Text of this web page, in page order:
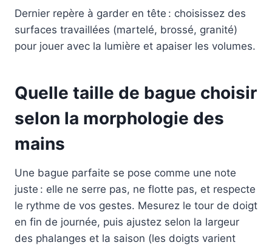
Dernier repère à garder en tête : choisissez des
surfaces travaillées (martelé, brossé, granité)
pour jouer avec la lumière et apaiser les volumes.
Quelle taille de bague choisir
selon la morphologie des
mains
Une bague parfaite se pose comme une note
juste : elle ne serre pas, ne flotte pas, et respecte
le rythme de vos gestes. Mesurez le tour de doigt
en fin de journée, puis ajustez selon la largeur
des phalanges et la saison (les doigts varient